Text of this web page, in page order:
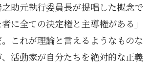
助元執行委員長が提唱した概念で
者に全ての決定権と主導権がある」
これが理論と言えるようなものな
活動家が自分たちを絶対的な正義